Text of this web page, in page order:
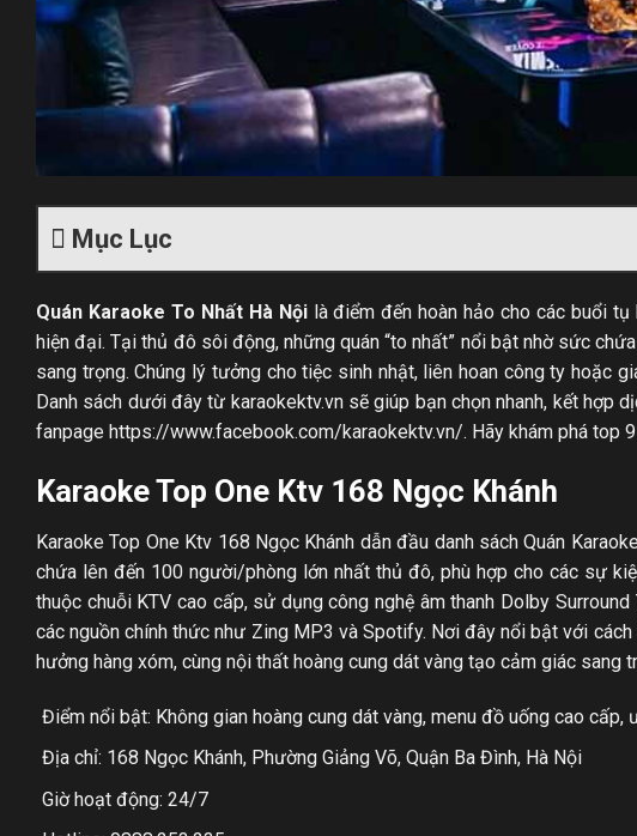
Mục Lục
Quán Karaoke To Nhất Hà Nộilà điểm đến hoàn hảo cho các buổi tụ
hiện đại. Tại thủ đô sôi động, những quán “to nhất” nổi bật nhờ sức
sang trọng. Chúng lý tưởng cho tiệc sinh nhật, liên hoan công ty hoặc
Danh sách dưới đây từ karaokektv.vn sẽ giúp bạn chọn nhanh, kết
fanpage https://www.facebook.com/karaokektv.vn/. Hãy khám phá top
Karaoke Top One Ktv 168 Ngọc Khánh
Karaoke Top One Ktv 168 Ngọc Khánh dẫn đầu danh sách Quán
chứa lên đến 100 người/phòng lớn nhất thủ đô, phù hợp cho các sự
thuộc chuỗi KTV cao cấp, sử dụng công nghệ âm thanh Dolby
các nguồn chính thức như Zing MP3 và Spotify. Nơi đây nổi bật với
hưởng hàng xóm, cùng nội thất hoàng cung dát vàng tạo cảm giác sang
Điểm nổi bật: Không gian hoàng cung dát vàng, menu đồ uống cao cấp,
Địa chỉ: 168 Ngọc Khánh, Phường Giảng Võ, Quận Ba Đình, Hà Nội
Giờ hoạt động: 24/7